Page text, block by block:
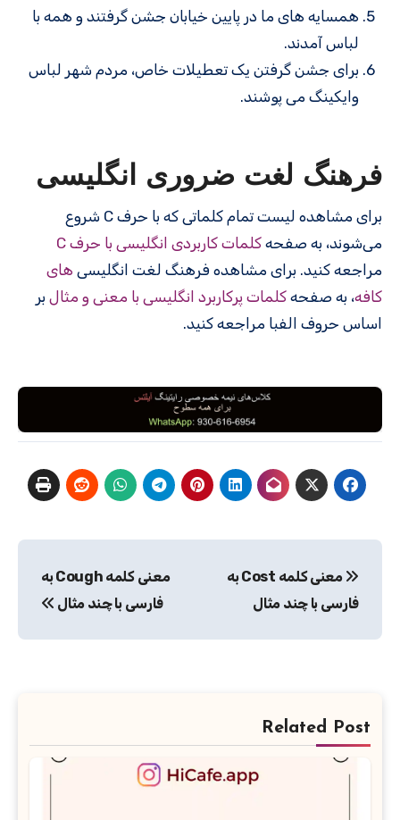
همسایه های ما در پایین خیابان جشن گرفتند و همه با
لباس آمدند.
برای جشن گرفتن یک تعطیلات خاص، مردم شهر لباس
وایکینگ می پوشند.
فرهنگ لغت ضروری انگلیسی
برای مشاهده لیست تمام کلماتی که با حرف C شروع
می‌شوند، به صفحه کلمات کاربردی انگلیسی با حرف C
مراجعه کنید. برای مشاهده فرهنگ لغت انگلیسی های
کافه، به صفحه کلمات پرکاربرد انگلیسی با معنی و مثال بر
اساس حروف الفبا مراجعه کنید.
نوشته
معنی کلمه Cost به
فارسی با چند مثال
معنی کلمه Cough به
فارسی با چند مثال
Related Post